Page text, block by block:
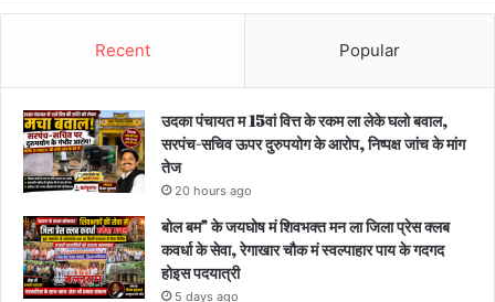
Recent Popular
उदका पंचायत म 15वां वित्त के रकम ला लेके घलो बवाल,
सरपंच-सचिव ऊपर दुरुपयोग के आरोप, निष्पक्ष जांच के मांग
तेज
20 hours ago
बोल बम” के जयघोष मं शिवभक्त मन ला जिला प्रेस क्लब
कवर्धा के सेवा, रेगाखार चौक मं स्वल्पाहार पाय के गदगद
होइस पदयात्री
5 days ago